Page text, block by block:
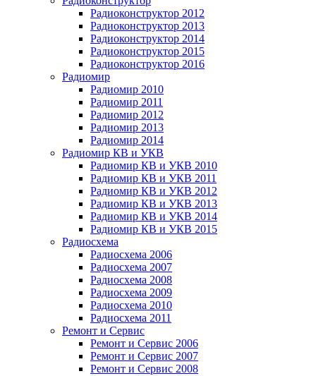
Радиоконструктор 2012
Радиоконструктор 2013
Радиоконструктор 2014
Радиоконструктор 2015
Радиоконструктор 2016
Радиомир
Радиомир 2010
Радиомир 2011
Радиомир 2012
Радиомир 2013
Радиомир 2014
Радиомир КВ и УКВ
Радиомир КВ и УКВ 2010
Радиомир КВ и УКВ 2011
Радиомир КВ и УКВ 2012
Радиомир КВ и УКВ 2013
Радиомир КВ и УКВ 2014
Радиомир КВ и УКВ 2015
Радиосхема
Радиосхема 2006
Радиосхема 2007
Радиосхема 2008
Радиосхема 2009
Радиосхема 2010
Радиосхема 2011
Ремонт и Сервис
Ремонт и Сервис 2006
Ремонт и Сервис 2007
Ремонт и Сервис 2008